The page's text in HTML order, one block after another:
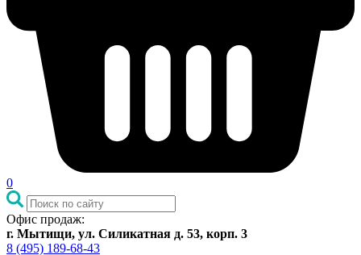
0
Офис продаж:
г. Мытищи, ул. Силикатная д. 53, корп. 3
8 (495) 189-68-43